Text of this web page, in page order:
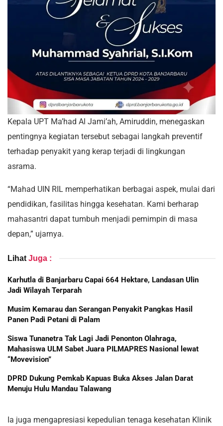
Kepala UPT Ma’had Al Jami’ah, Amiruddin, menegaskan
pentingnya kegiatan tersebut sebagai langkah preventif
terhadap penyakit yang kerap terjadi di lingkungan
asrama.
“Mahad UIN RIL memperhatikan berbagai aspek, mulai dari
pendidikan, fasilitas hingga kesehatan. Kami berharap
mahasantri dapat tumbuh menjadi pemimpin di masa
depan,” ujarnya.
Lihat Juga :
Karhutla di Banjarbaru Capai 664 Hektare, Landasan Ulin
Jadi Wilayah Terparah
Musim Kemarau dan Serangan Penyakit Pangkas Hasil
Panen Padi Petani di Palam
Siswa Tunanetra Tak Lagi Jadi Penonton Olahraga,
Mahasiswa ULM Sabet Juara PILMAPRES Nasional lewat
“Movevision”
DPRD Dukung Pemkab Kapuas Buka Akses Jalan Darat
Menuju Hulu Mandau Talawang
Ia juga mengapresiasi kepedulian tenaga kesehatan Klinik